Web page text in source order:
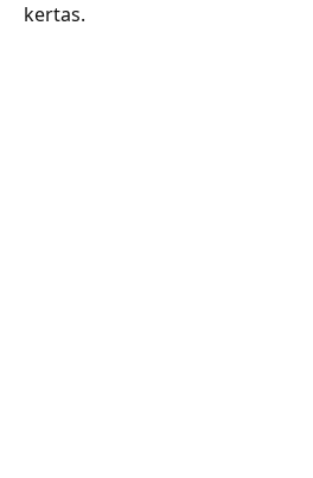
kertas.